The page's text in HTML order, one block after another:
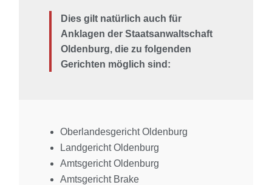
Dies gilt natürlich auch für
Anklagen der Staatsanwaltschaft
Oldenburg, die zu folgenden
Gerichten möglich sind:
Oberlandesgericht Oldenburg
Landgericht Oldenburg
Amtsgericht Oldenburg
Amtsgericht Brake